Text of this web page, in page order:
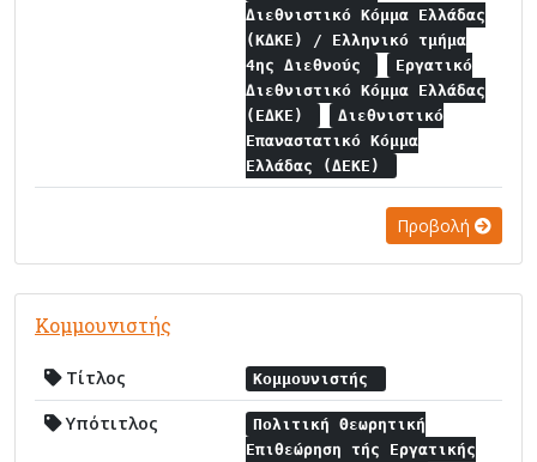
Διεθνιστικό Κόμμα Ελλάδας
(ΚΔΚΕ) / Ελληνικό τμήμα
4ης Διεθνούς
Εργατικό
Διεθνιστικό Κόμμα Ελλάδας
(ΕΔΚΕ)
Διεθνιστικό
Επαναστατικό Κόμμα
Ελλάδας (ΔΕΚΕ)
Προβολή
Κομμουνιστής
Τίτλος Κομμουνιστής
Υπότιτλος
Πολιτική Θεωρητική
Επιθεώρηση τής Εργατικής